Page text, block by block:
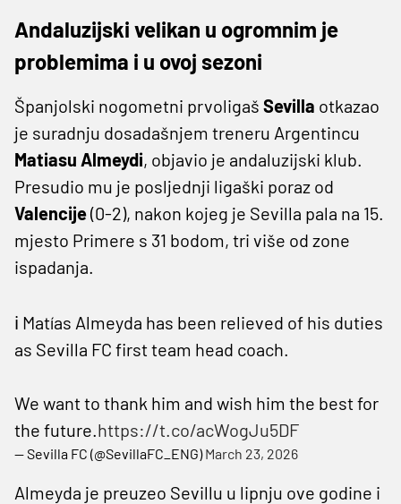
Andaluzijski velikan u ogromnim je
problemima i u ovoj sezoni
Španjolski nogometni prvoligaš Sevilla otkazao
je suradnju dosadašnjem treneru Argentincu
Matiasu Almeydi, objavio je andaluzijski klub.
Presudio mu je posljednji ligaški poraz od
Valencije(0-2), nakon kojeg je Sevilla pala na 15.
mjesto Primere s 31 bodom, tri više od zone
ispadanja.
ℹ️ Matías Almeyda has been relieved of his duties
as Sevilla FC first team head coach.
We want to thank him and wish him the best for
the future.https://t.co/acWogJu5DF
— Sevilla FC (@SevillaFC_ENG)March 23, 2026
Almeyda je preuzeo Sevillu u lipnju ove godine i